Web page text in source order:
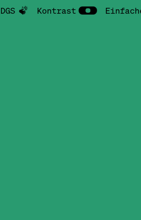
DGS Kontrast